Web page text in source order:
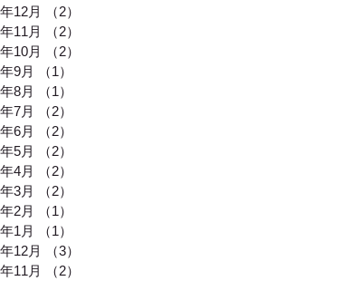
12月
（2）
11月
（2）
10月
（2）
9月
（1）
8月
（1）
7月
（2）
6月
（2）
5月
（2）
4月
（2）
3月
（2）
2月
（1）
1月
（1）
12月
（3）
11月
（2）